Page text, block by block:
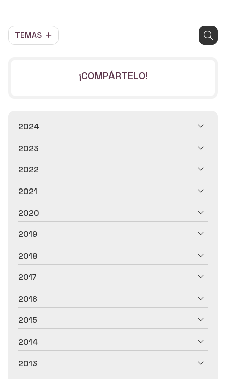
TEMAS
¡COMPÁRTELO!
2024
2023
2022
2021
2020
2019
2018
2017
2016
2015
2014
2013